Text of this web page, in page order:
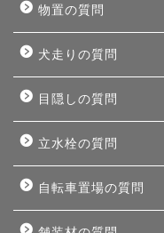
物置の質問
犬走りの質問
目隠しの質問
立水栓の質問
自転車置場の質問